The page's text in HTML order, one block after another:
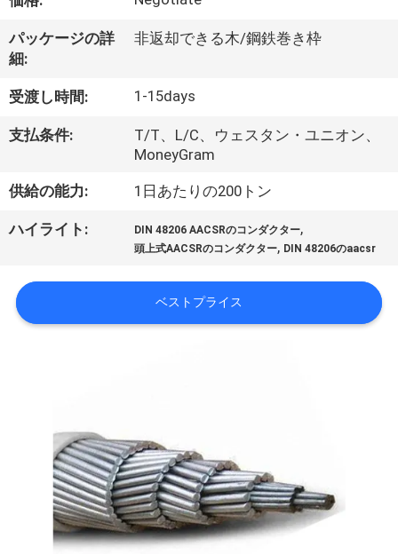
に
つ
い
て
工
場
行
パッケージの詳
細:
非返却できる木/鋼鉄巻き枠
受渡し時間: 1-15days
支払条件:
T/T、L/C、ウェスタン・ユニオン、
MoneyGram
供給の能力: 1日あたりの200トン
ハイライト: DIN 48206 AACSRのコンダクター,
頭上式AACSRのコンダクター, DIN 48206のaacsr
ベストプライス